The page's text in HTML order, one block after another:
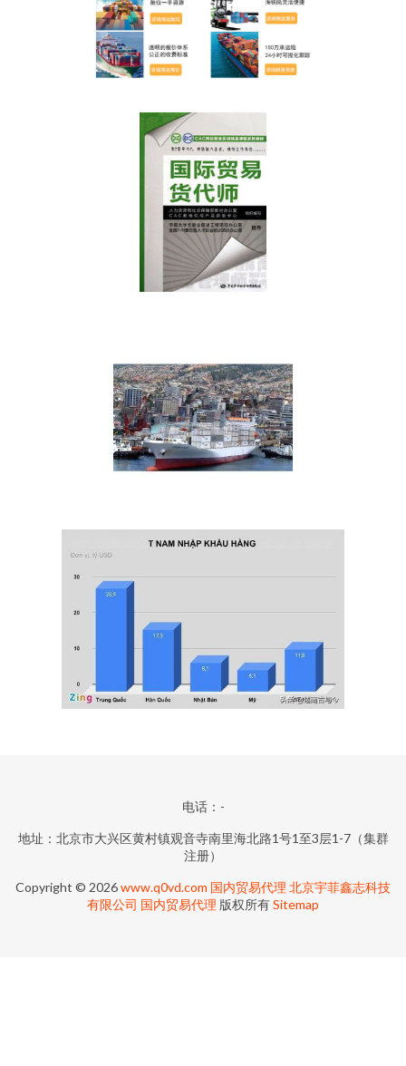
电话：-
地址：北京市大兴区黄村镇观音寺南里海北路1号1至3层1-7（集群
注册）
Copyright © 2026www.q0vd.com 国内贸易代理 北京宇菲鑫志科技
有限公司 国内贸易代理 版权所有Sitemap